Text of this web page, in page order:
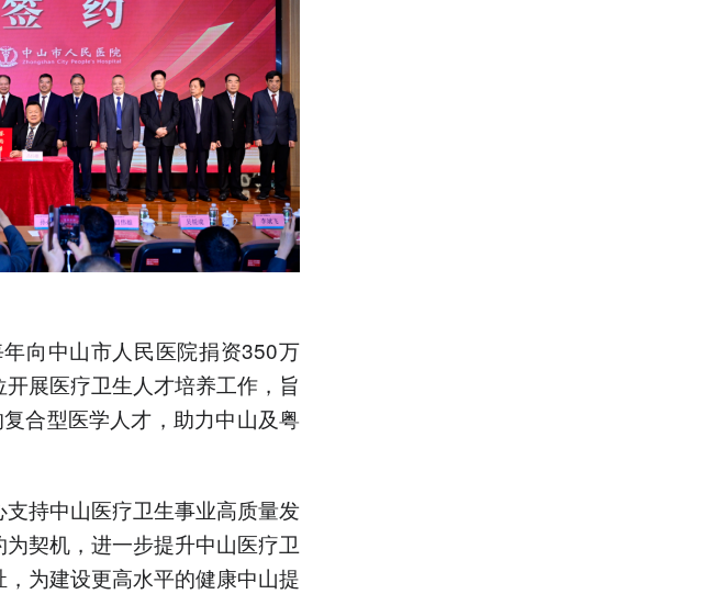
向中山市人民医院捐资350万
展医疗卫生人才培养工作，旨
合型医学人才，助力中山及粤
持中山医疗卫生事业高质量发
契机，进一步提升中山医疗卫
为建设更高水平的健康中山提